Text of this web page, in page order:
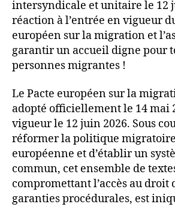
intersyndicale et unitaire le 12
réaction à l’entrée en vigueur
européen sur la migration et
garantir un accueil digne pour
personnes migrantes !
Le Pacte européen sur la
adopté officiellement le 14 mai
vigueur le 12 juin 2026. Sous
réformer la politique
européenne et d’établir un
commun, cet ensemble de
compromettant l’accès au droit
garanties procédurales, est